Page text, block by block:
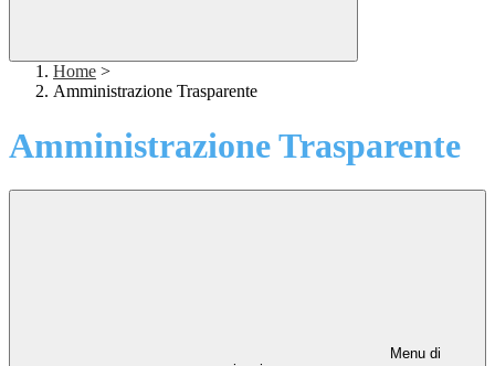
Home >
Amministrazione Trasparente
Amministrazione Trasparente
Menu di